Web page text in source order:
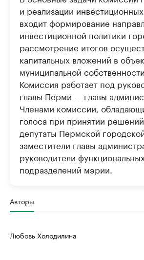
и реализации
входит формирование
инвестиционной политики
рассмотрение итогов
капитальных вложений в
муниципальной
Комиссия работает под
главы Перми — главы
Членами комиссии,
голоса при принятии
депутаты Пермской
заместители главы
руководители
подразделений мэрии.
Авторы
Любовь Холодилина